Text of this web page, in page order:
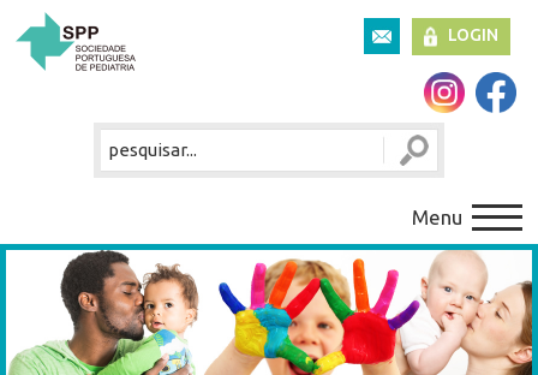
LOGIN
Menu